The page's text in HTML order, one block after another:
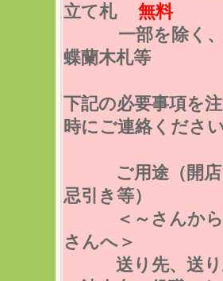
立て札
無料
一部を除く
蝶蘭木札等
下記の必要事項を
時にご連絡くださ
ご用途（開店
忌引き等）
＜～さんから
さんへ＞
送り先、送り